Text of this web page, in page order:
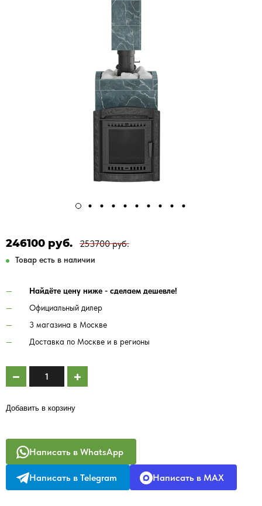
246100 руб. 253700 руб.
Товар есть в наличии
Найдёте цену ниже - сделаем дешевле!
Официальный дилер
3 магазина в Москве
Доставка по Москве и в регионы
Добавить в корзину
Написать в WhatsApp
Написать в Telegram Написать в MAX